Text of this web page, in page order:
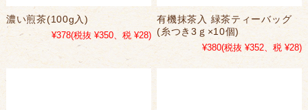
濃い煎茶(100g入)
¥378(税抜 ¥350、税 ¥28)
有機抹茶入 緑茶ティーバッグ
(糸つき3ｇ×10個)
¥380(税抜 ¥352、税 ¥28)